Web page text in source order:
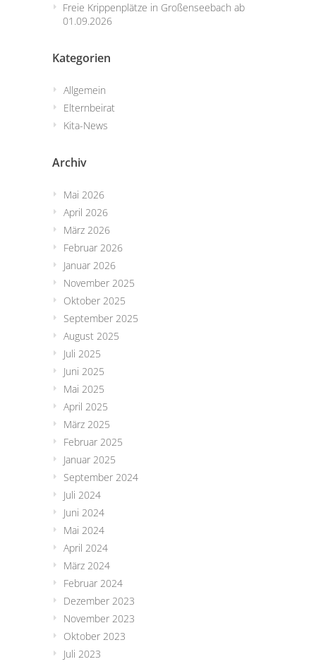
Freie Krippenplätze in Großenseebach ab
01.09.2026
Kategorien
Allgemein
Elternbeirat
Kita-News
Archiv
Mai 2026
April 2026
März 2026
Februar 2026
Januar 2026
November 2025
Oktober 2025
September 2025
August 2025
Juli 2025
Juni 2025
Mai 2025
April 2025
März 2025
Februar 2025
Januar 2025
September 2024
Juli 2024
Juni 2024
Mai 2024
April 2024
März 2024
Februar 2024
Dezember 2023
November 2023
Oktober 2023
Juli 2023